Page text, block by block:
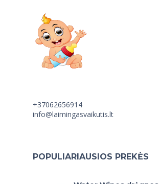
+37062656914
info@laimingasvaikutis.lt
POPULIARIAUSIOS PREKĖS